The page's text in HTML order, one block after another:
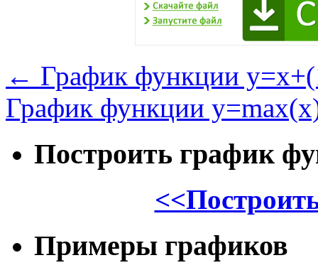
← График функции
График функции
Построить график
Примеры графиков